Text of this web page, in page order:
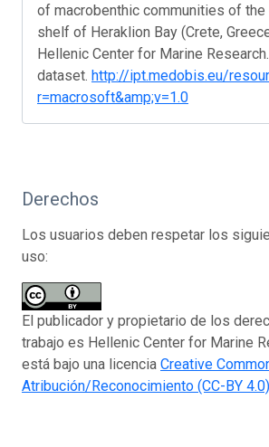
of macrobenthic communities of the
shelf of Heraklion Bay (Crete,
Hellenic Center for Marine
dataset. http://ipt.medobis.eu/
r=macrosoft&amp;v=1.0
Derechos
Los usuarios deben respetar los
uso:
El publicador y propietario de los
trabajo es Hellenic Center for Marine
está bajo una licencia Creative
Atribución/Reconocimiento (CC-BY 4.0)